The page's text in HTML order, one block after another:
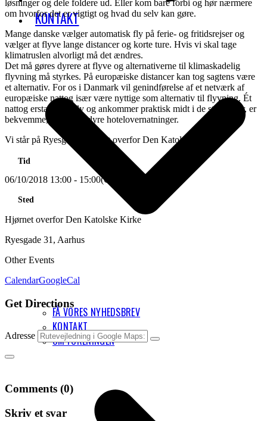
KONTAKT
FÅ VORES NYHEDSBREV
KONTAKT
OM FORENINGEN
løsninger og dele foldere ud. Eller kom bare forbi og hør nærmere
om hvorfor det er vigtigt og hvad du selv kan gøre.
Mange danske vælger automatisk fly på ferie- og fritidsrejser og
vælger at flyve lange distancer og korte ture. Hvis vi skal tage
klimatruslen alvorligt må det ændres.
Det må gøres dyrere at flyve og alternativerne til klimaskadelig
flyvning må styrkes. På europæiske distancer kan tog sagtens være
et alternativ. For os i Danmark vil genindførelse af et netværk af
europæiske nattog især være nyttige som alternativ til flyvning. Ét
nattog erstatter tre fly og ankommer praktisk midt i de store byer, er
bekvemme, og sparer dyre hotelovernatninger.
Vi står på Ryesgade, hjørnet overfor Den Katolske Kirke
Tid
06/10/2018 13:00 - 15:00(GMT+00:00)
Sted
Hjørnet overfor Den Katolske Kirke
Ryesgade 31, Aarhus
Other Events
CalendarGoogleCal
Get Directions
Adresse
Comments (0)
Skriv et svar